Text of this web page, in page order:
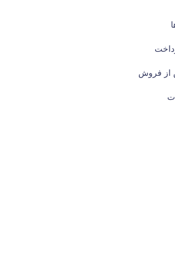
از فروش